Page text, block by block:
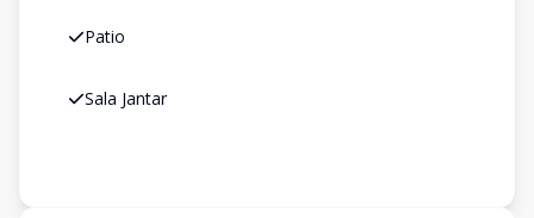
Patio
Sala Jantar